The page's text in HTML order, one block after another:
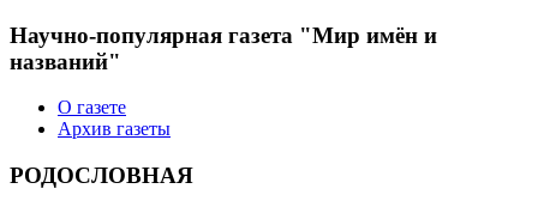
Научно-популярная газета "Мир имён и
названий"
О газете
Архив газеты
РОДОСЛОВНАЯ